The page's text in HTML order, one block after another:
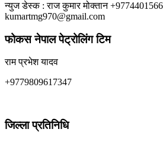
न्युज डेस्क : राज कुमार मोक्तान
kumartmg970@gmail.com
फोकस नेपाल पेट्रोलिंग टिम
राम प्रभेश यादव
+9779809617347
जिल्ला प्रतिनिधि